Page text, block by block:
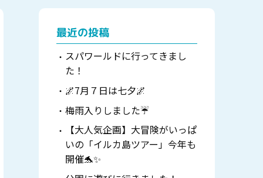
最近の投稿
スパワールドに行ってきまし
た！
🌌7月７日は七夕🌌
梅雨入りしました☔
【大人気企画】大冒険がいっぱ
いの「イルカ島ツアー」今年も
開催🐬✨